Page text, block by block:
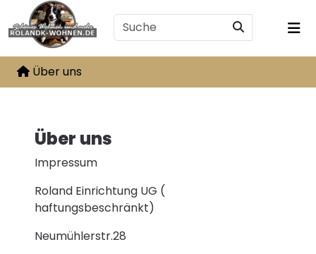
Über uns
Über uns
Impressum
Roland Einrichtung UG (
haftungsbeschränkt)
Neumühlerstr.28